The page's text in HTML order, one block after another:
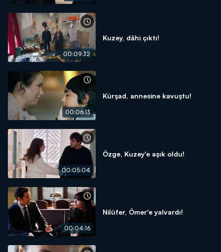
00:09:32
Kuzey, dâhi çıktı!
00:06:13
Kürşad, annesine kavuştu!
00:05:04
Özge, Kuzey'e aşık oldu!
00:04:16
Nilüfer, Ömer'e yalvardı!